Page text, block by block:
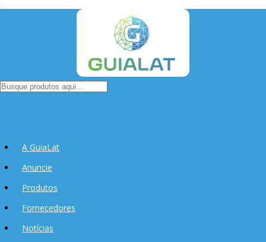
A GuiaLat
Anuncie
Produtos
Fornecedores
Notícias